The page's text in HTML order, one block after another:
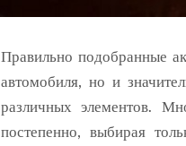
Правильно подобранные
автомобиля, но и
различных элементов.
постепенно, выбирая